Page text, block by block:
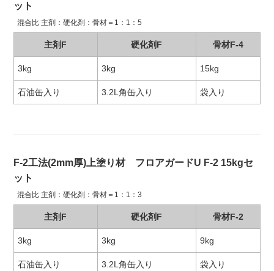
ット
混合比 主剤：硬化剤：骨材＝1：1：5
主剤F 硬化剤F 骨材F-4
3kg 3kg 15kg
石油缶入り 3.2L角缶入り 袋入り
F-2工法(2mm厚)上塗り材 フロアガードU F-2 15kgセ
ット
混合比 主剤：硬化剤：骨材＝1：1：3
主剤F 硬化剤F 骨材F-2
3kg 3kg 9kg
石油缶入り 3.2L角缶入り 袋入り